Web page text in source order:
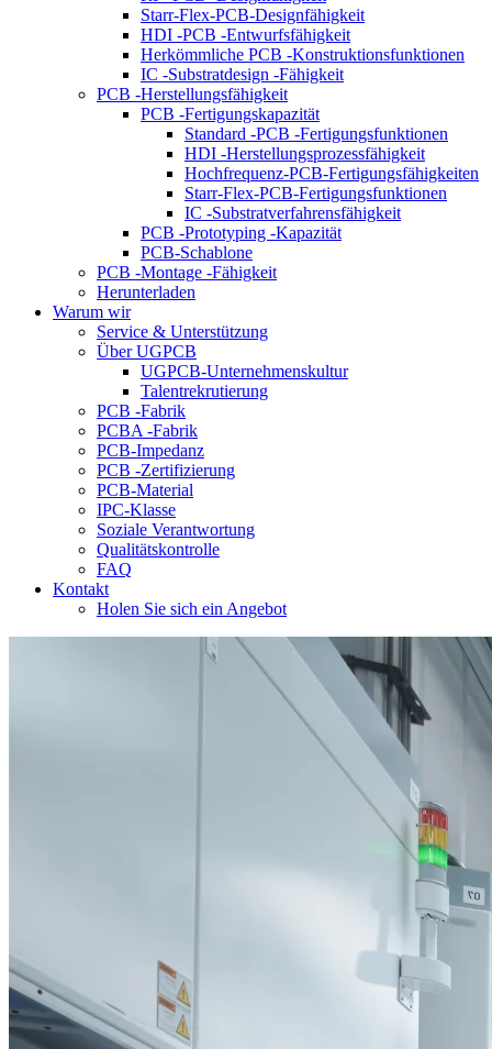
Starr-Flex-PCB-Designfähigkeit
HDI -PCB -Entwurfsfähigkeit
Herkömmliche PCB -Konstruktionsfunktionen
IC -Substratdesign -Fähigkeit
PCB -Herstellungsfähigkeit
PCB -Fertigungskapazität
Standard -PCB -Fertigungsfunktionen
HDI -Herstellungsprozessfähigkeit
Hochfrequenz-PCB-Fertigungsfähigkeiten
Starr-Flex-PCB-Fertigungsfunktionen
IC -Substratverfahrensfähigkeit
PCB -Prototyping -Kapazität
PCB-Schablone
PCB -Montage -Fähigkeit
Herunterladen
Warum wir
Service & Unterstützung
Über UGPCB
UGPCB-Unternehmenskultur
Talentrekrutierung
PCB -Fabrik
PCBA -Fabrik
PCB-Impedanz
PCB -Zertifizierung
PCB-Material
IPC-Klasse
Soziale Verantwortung
Qualitätskontrolle
FAQ
Kontakt
Holen Sie sich ein Angebot